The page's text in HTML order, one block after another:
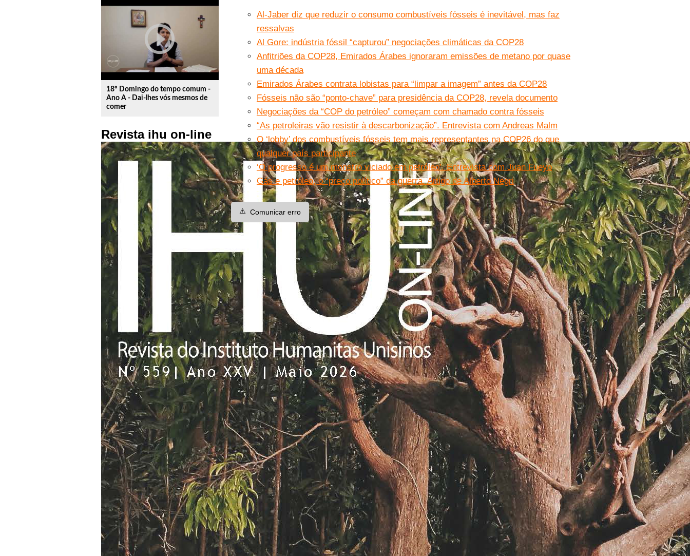
play_circle_outline
18º Domingo do tempo comum -
Ano A - Dai-lhes vós mesmos de
comer
Revista ihu on-line
Al-Jaber diz que reduzir o consumo combustíveis fósseis é inevitável, mas faz
ressalvas
Al Gore: indústria fóssil “capturou” negociações climáticas da COP28
Anfitriões da COP28, Emirados Árabes ignoraram emissões de metano por quase
uma década
Emirados Árabes contrata lobistas para “limpar a imagem” antes da COP28
Fósseis não são “ponto-chave” para presidência da COP28, revela documento
Negociações da “COP do petróleo” começam com chamado contra fósseis
“As petroleiras vão resistir à descarbonização”. Entrevista com Andreas Malm
O ‘lobby’ dos combustíveis fósseis tem mais representantes na COP26 do que
qualquer país participante
‘O progresso é um monstro viciado em petróleo’. Entrevista com Juan Fueyo
Gás e petróleo, o “preço político” da guerra. Artigo de Alberto Negri
⚠️ Comunicar erro